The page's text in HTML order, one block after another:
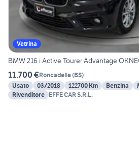
Vetrina
BMW 216 i Active Tourer Advantage
11.700 €Roncadelle(BS)
Usato
03/2018 122700 Km Benzina
Rivenditore EFFE CAR S.R.L.